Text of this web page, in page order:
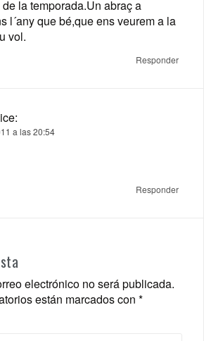
la temporada.Un abraç a
l´any que bé,que ens veurem a la
vol.
Responder
a las 20:54
Responder
electrónico no será publicada.
están marcados con *